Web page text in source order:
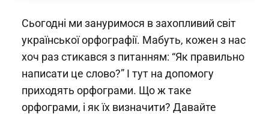
Сьогодні ми зануримося в захопливий світ
української орфографії. Мабуть, кожен з нас
хоч раз стикався з питанням: “Як правильно
написати це слово?” І тут на допомогу
приходять орфограми. Що ж таке
орфограми, і як їх визначити? Давайте